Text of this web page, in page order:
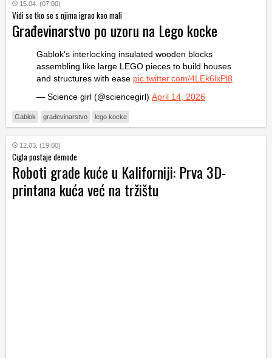
15.04. (07:00)
Vidi se tko se s njima igrao kao mali
Građevinarstvo po uzoru na Lego kocke
Gablok’s interlocking insulated wooden blocks
assembling like large LEGO pieces to build houses
and structures with ease pic.twitter.com/4LEk6lxPl8
— Science girl (@sciencegirl) April 14, 2026
Gablok građevinarstvo lego kocke
12.03. (19:00)
Cigla postaje demode
Roboti grade kuće u Kaliforniji: Prva 3D-
printana kuća već na tržištu